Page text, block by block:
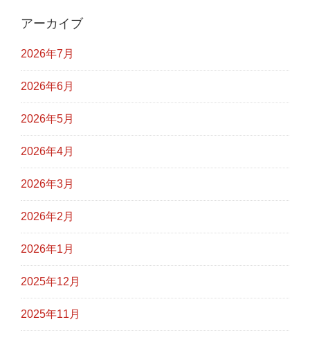
アーカイブ
2026年7月
2026年6月
2026年5月
2026年4月
2026年3月
2026年2月
2026年1月
2025年12月
2025年11月